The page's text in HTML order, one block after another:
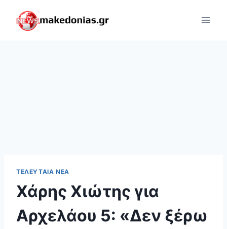
content
ΤΕΛΕΥΤΑΊΑ ΝΈΑ
Χάρης Χιώτης για
Αρχελάου 5: «Δεν ξέρω